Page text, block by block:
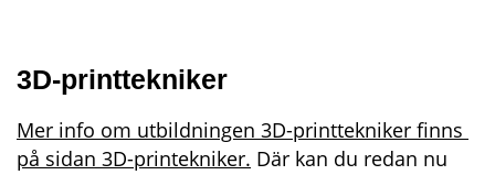
3D-printtekniker
Mer info om utbildningen 3D-printtekniker finns
på sidan 3D-printekniker. Där kan du redan nu